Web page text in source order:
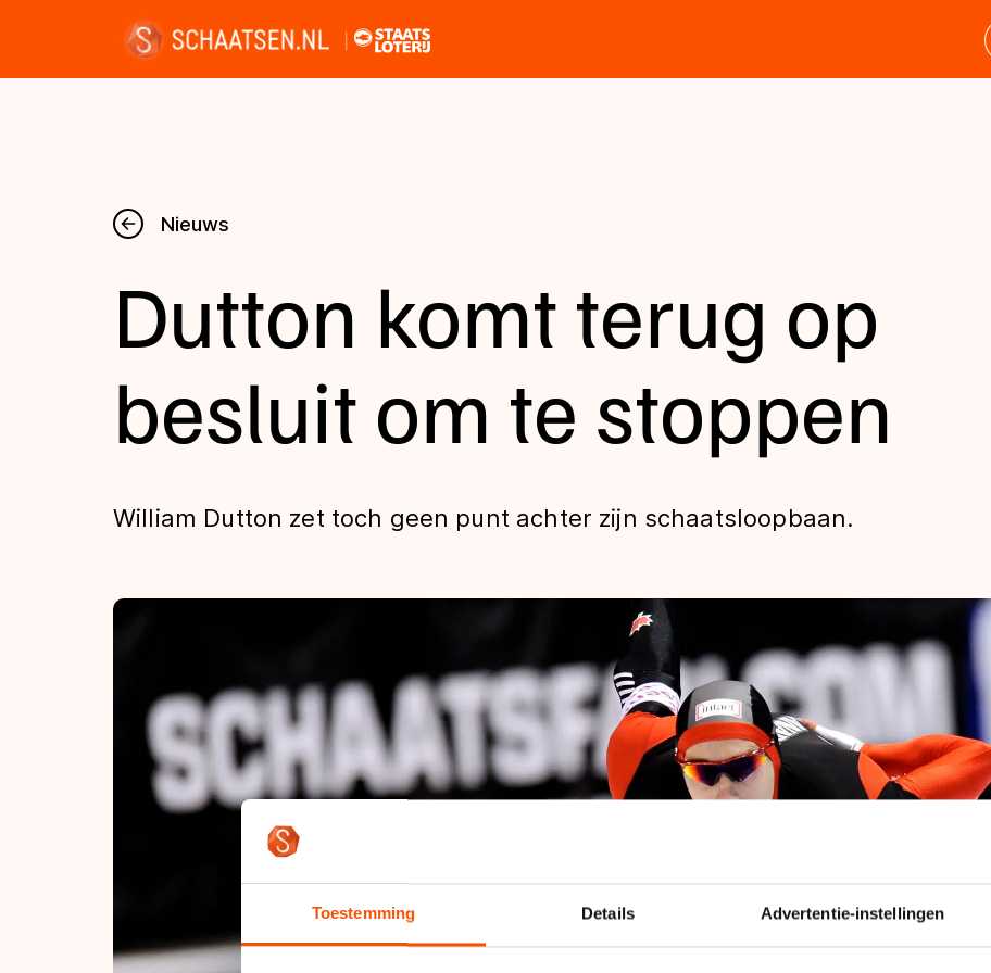
Toestemming Details Advertentie-instellingen
Nieuws
Kalender
Disciplines
Uitslagen
Tijden & historie
De weg op
Schaatsfans
Olympische Spelen
Nieuws
Dutton komt terug op
besluit om te stoppen
William Dutton zet toch geen punt achter zijn schaatsloopbaan.